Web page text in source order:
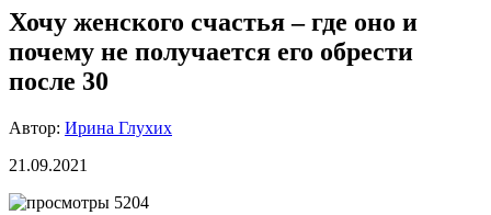
Хочу женского счастья – где оно и
почему не получается его обрести
после 30
Автор: Ирина Глухих
21.09.2021
5204